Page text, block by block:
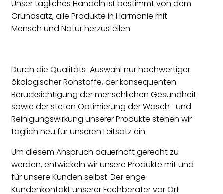
Unser tägliches Handeln ist bestimmt von dem
Grundsatz, alle Produkte in Harmonie mit
Mensch und Natur herzustellen.
Durch die Qualitäts-Auswahl nur hochwertiger
ökologischer Rohstoffe, der konsequenten
Berücksichtigung der menschlichen Gesundheit
sowie der steten Optimierung der Wasch- und
Reinigungswirkung unserer Produkte stehen wir
täglich neu für unseren Leitsatz ein.
Um diesem Anspruch dauerhaft gerecht zu
werden, entwickeln wir unsere Produkte mit und
für unsere Kunden selbst. Der enge
Kundenkontakt unserer Fachberater vor Ort